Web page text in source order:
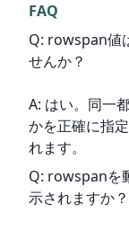
FAQ
Q: rowspan値
せんか？
A: はい。同一
かを正確に指
れます。
Q: rowspanを
示されますか？